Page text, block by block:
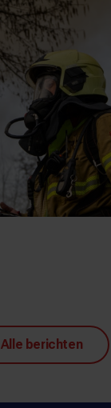
Alle berichten